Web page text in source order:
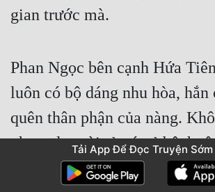
gian trước mà.
Phan Ngọc bên cạnh Hứa
luôn có bộ dáng nhu hòa, hắn
quên thân phận của nàng.
phong lưu tài tử có vẻ bệnh
phú công tử sát phạt quyết
Tải App Để Đọc Truyện Sớm